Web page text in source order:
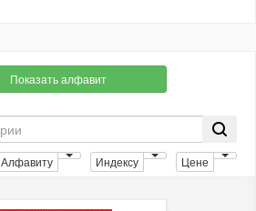
Показать алфавит
Алфавиту Индексу Цене